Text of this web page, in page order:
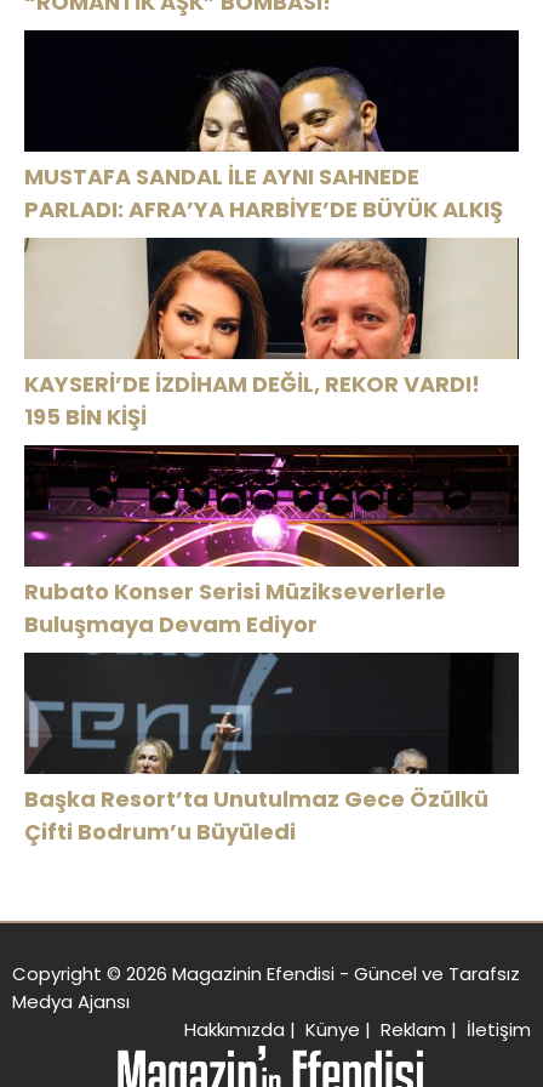
MUSTAFA SANDAL İLE AYNI SAHNEDE
PARLADI: AFRA’YA HARBİYE’DE BÜYÜK ALKIŞ
KAYSERİ’DE İZDİHAM DEĞİL, REKOR VARDI!
195 BİN KİŞİ
Rubato Konser Serisi Müzikseverlerle
Buluşmaya Devam Ediyor
Başka Resort’ta Unutulmaz Gece Özülkü
Çifti Bodrum’u Büyüledi
Copyright © 2026 Magazinin Efendisi - Güncel ve Tarafsız
Medya Ajansı
Hakkımızda | Künye | Reklam | İletişim